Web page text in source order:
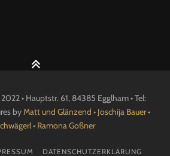
• Hauptstr. 61, 84385 Egglham • Tel:
byMatt und Glänzend • Joschija Bauer•
• Ramona Goßner
DATENSCHUTZERKLÄRUNG